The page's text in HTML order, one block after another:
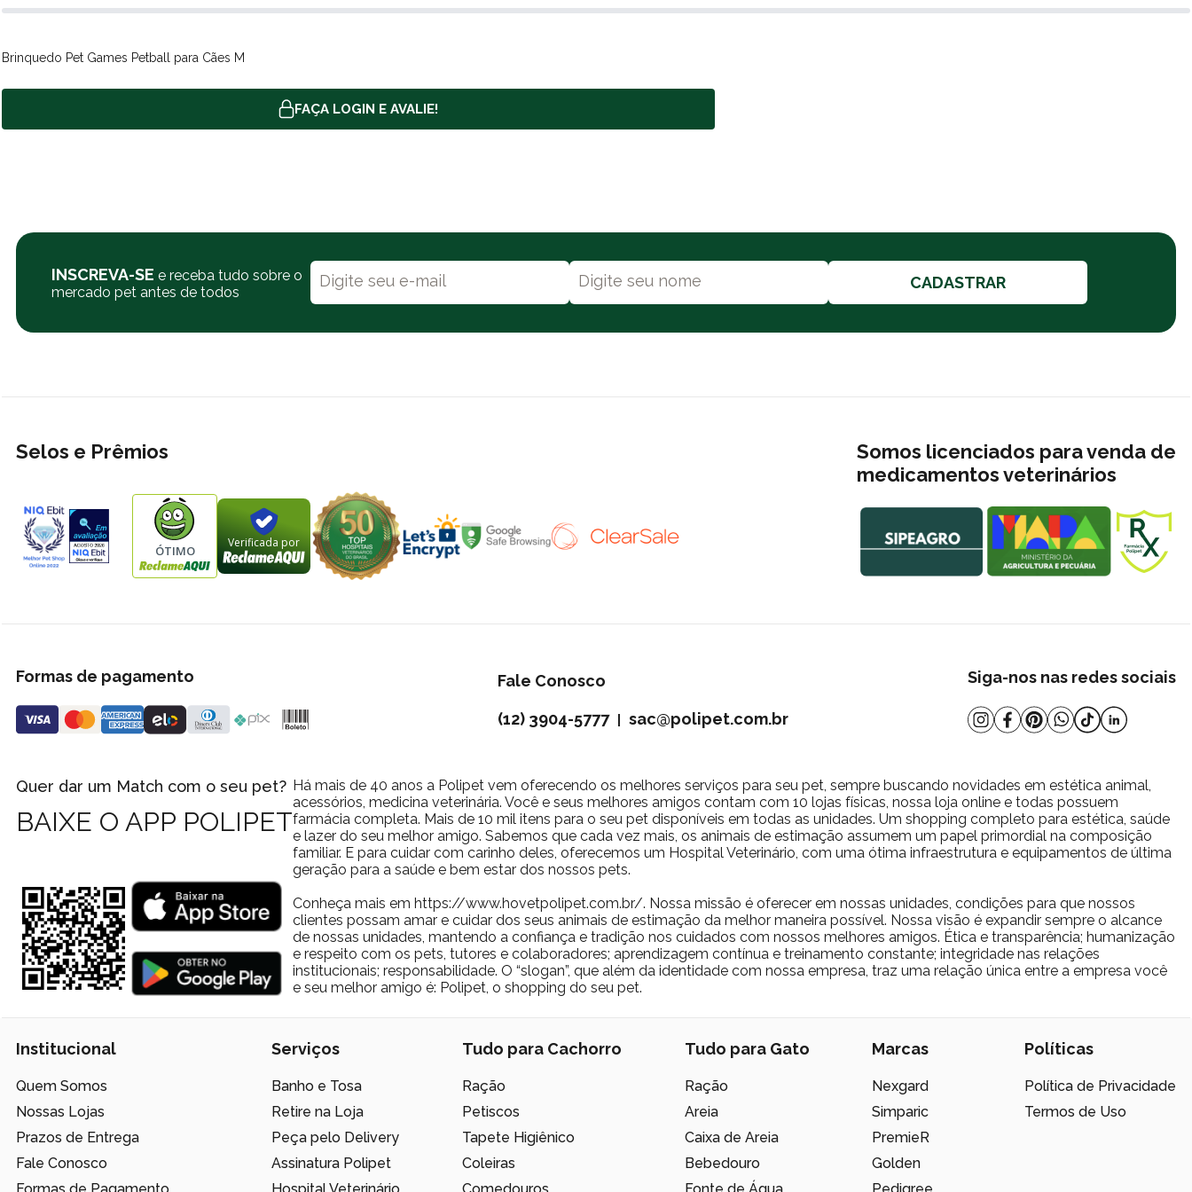
Brinquedo Pet Games Petball para Cães M
FAÇA LOGIN E AVALIE!
INSCREVA-SE e receba tudo sobre o
mercado pet antes de todos
CADASTRAR
Selos e Prêmios
ÓTIMO Verificada por
Somos licenciados para venda de
medicamentos veterinários
Formas de pagamento Fale Conosco
(12) 3904-5777| sac@polipet.com.br
Siga-nos nas redes sociais
Quer dar um Match com o seu pet?
BAIXE O APP POLIPET
Há mais de 40 anos a Polipet vem oferecendo os melhores serviços para seu pet, sempre buscando novidades em estética animal,
acessórios, medicina veterinária. Você e seus melhores amigos contam com 10 lojas físicas, nossa loja online e todas possuem
farmácia completa. Mais de 10 mil itens para o seu pet disponíveis em todas as unidades. Um shopping completo para estética, saúde
e lazer do seu melhor amigo. Sabemos que cada vez mais, os animais de estimação assumem um papel primordial na composição
familiar. E para cuidar com carinho deles, oferecemos um Hospital Veterinário, com uma ótima infraestrutura e equipamentos de última
geração para a saúde e bem estar dos nossos pets.
Conheça mais em https://www.hovetpolipet.com.br/. Nossa missão é oferecer em nossas unidades, condições para que nossos
clientes possam amar e cuidar dos seus animais de estimação da melhor maneira possível. Nossa visão é expandir sempre o alcance
de nossas unidades, mantendo a confiança e tradição nos cuidados com nossos melhores amigos. Ética e transparência; humanização
e respeito com os pets, tutores e colaboradores; aprendizagem contínua e treinamento constante; integridade nas relações
institucionais; responsabilidade. O “slogan”, que além da identidade com nossa empresa, traz uma relação única entre a empresa você
e seu melhor amigo é: Polipet, o shopping do seu pet.
Institucional
Quem Somos
Nossas Lojas
Prazos de Entrega
Fale Conosco
Serviços
Banho e Tosa
Retire na Loja
Peça pelo Delivery
Assinatura Polipet
Tudo para Cachorro
Ração
Petiscos
Tapete Higiênico
Coleiras
Tudo para Gato
Ração
Areia
Caixa de Areia
Bebedouro
Marcas
Nexgard
Simparic
PremieR
Golden
Políticas
Política de Privacidade
Termos de Uso